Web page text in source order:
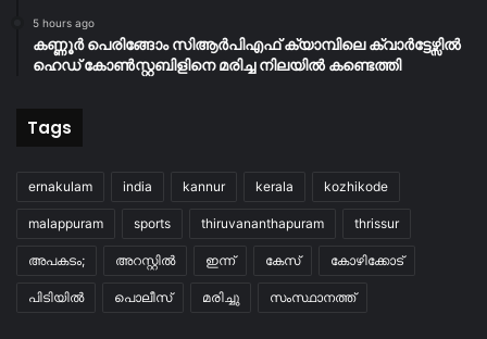
5 hours ago
കണ്ണൂർ പെരിങ്ങോം സിആർപിഎഫ് ക്യാമ്പിലെ ക്വാർട്ടേഴ്സിൽ
ഹെഡ് കോൺസ്റ്റബിളിനെ മരിച്ച നിലയിൽ കണ്ടെത്തി
Tags
ernakulam india kannur kerala kozhikode
malappuram sports thiruvananthapuram thrissur
അപകടം; അറസ്റ്റിൽ ഇന്ന് കേസ് കോഴിക്കോട്
പിടിയിൽ പൊലീസ് മരിച്ചു സംസ്ഥാനത്ത്